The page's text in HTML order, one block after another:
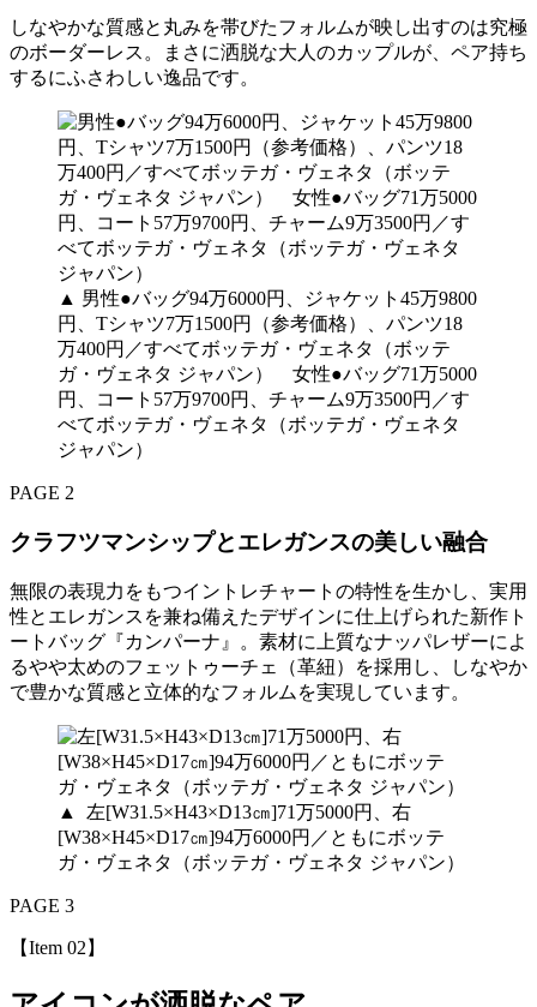
しなやかな質感と丸みを帯びたフォルムが映し出すのは究極
のボーダーレス。まさに洒脱な大人のカップルが、ペア持ち
するにふさわしい逸品です。
▲ 男性●バッグ94万6000円、ジャケット45万9800
円、Tシャツ7万1500円（参考価格）、パンツ18
万400円／すべてボッテガ・ヴェネタ（ボッテ
ガ・ヴェネタ ジャパン） 女性●バッグ71万5000
円、コート57万9700円、チャーム9万3500円／す
べてボッテガ・ヴェネタ（ボッテガ・ヴェネタ
ジャパン）
PAGE 2
クラフツマンシップとエレガンスの美しい融合
無限の表現力をもつイントレチャートの特性を生かし、実用
性とエレガンスを兼ね備えたデザインに仕上げられた新作ト
ートバッグ『カンパーナ』。素材に上質なナッパレザーによ
るやや太めのフェットゥーチェ（革紐）を採用し、しなやか
で豊かな質感と立体的なフォルムを実現しています。
▲
左[W31.5×H43×D13㎝]71万5000円、右
[W38×H45×D17㎝]94万6000円／ともにボッテ
ガ・ヴェネタ（ボッテガ・ヴェネタ ジャパン）
PAGE 3
【Item 02】